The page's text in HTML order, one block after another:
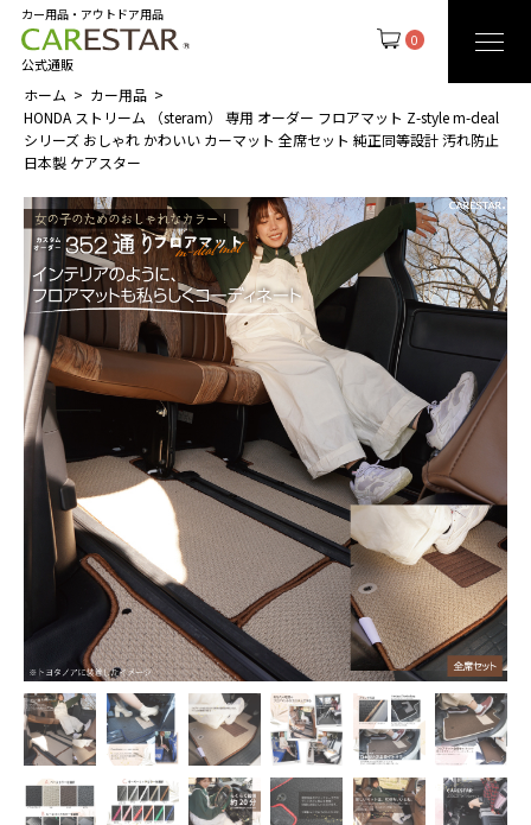
0
カー用品・アウトドア用品
公式通販
ホーム
カー用品
HONDA ストリーム （steram） 専用 オーダー フロアマット Z-style m-deal
シリーズ おしゃれ かわいい カーマット 全席セット 純正同等設計 汚れ防止
日本製 ケアスター